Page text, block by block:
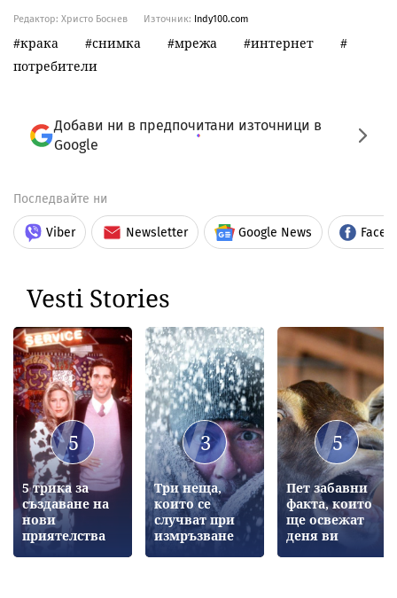
Редактор: Христо Боснев Източник: Indy100.com
крака снимка мрежа
интернет
потребители
Добави ни в предпочитани източници в
Google
Последвайте ни
Viber Newsletter Google News
Vesti Stories
5
5 трика за
създаване на
нови
приятелства
3
Три неща,
които се
случват при
измръзване
5
Пет забавни
факта, които
ще освежат
деня ви